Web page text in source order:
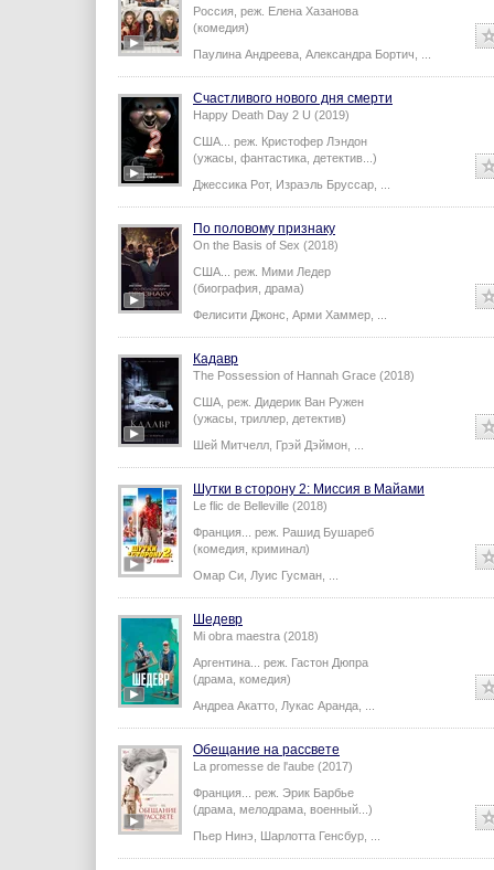
Россия, реж. Елена Хазанова
(комедия)
Паулина Андреева Александра Бортич
Счастливого нового дня смерти
Happy Death Day 2 U (2019)
США... реж. Кристофер Лэндон
(ужасы, фантастика, детектив...)
Джессика Рот, Израэль Бруссар
По половому признаку
On the Basis of Sex (2018)
США... реж. Мими Ледер
(биография, драма)
Фелисити Джонс Арми Хаммер
Кадавр
The Possession of Hannah Grace (2018)
США, реж. Дидерик Ван Ружен
(ужасы, триллер, детектив)
Шей Митчелл Грэй Дэймон
Шутки в сторону 2: Миссия в Майами
Le flic de Belleville (2018)
Франция... реж. Рашид Бушареб
(комедия, криминал)
Омар Си Луис Гусман
Шедевр
Mi obra maestra (2018)
Аргентина... реж. Гастон Дюпра
(драма, комедия)
Андреа Акатто Лукас Аранда
Обещание на рассвете
La promesse de l'aube (2017)
Франция... реж. Эрик Барбье
(драма, мелодрама, военный...)
Пьер Нинэ
Шарлотта Генсбур